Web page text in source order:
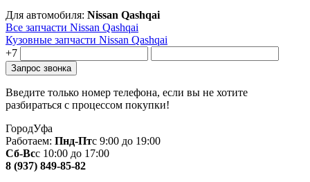
Для автомобиля: Nissan Qashqai
Все запчасти Nissan Qashqai
Кузовные запчасти Nissan Qashqai
+7
Введите только номер телефона, если вы не хотите
разбираться с процессом покупки!
ГородУфа
Работаем: Пнд-Птс 9:00 до 19:00
Сб-Всс 10:00 до 17:00
8 (937) 849-85-82